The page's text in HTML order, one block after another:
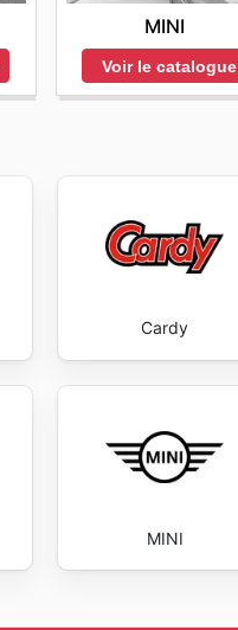
MINI
Voir le catalogue
Cardy
MINI